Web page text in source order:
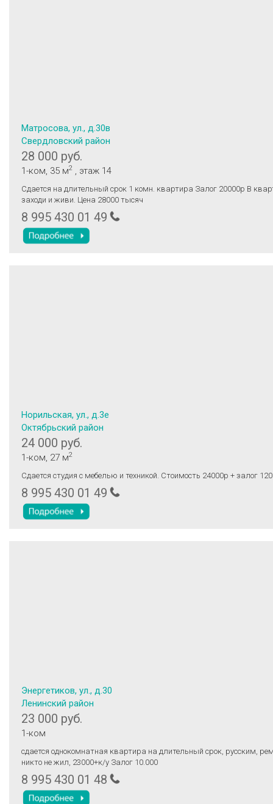
Матросова, ул., д.30в
Свердловский район
28 000 руб.
1-ком, 35 м2 , этаж 14
Сдается на длительный срок 1 комн. квартира Залог 20000р В
заходи и живи. Цена 28000 тысяч
8 995 430 01 49
Норильская, ул., д.3е
Октябрьский район
24 000 руб.
1-ком, 27 м2
Сдается студия с мебелью и техникой. Стоимость 24000р + залог
8 995 430 01 49
Энергетиков, ул., д.30
Ленинский район
23 000 руб.
1-ком
сдается однокомнатная квартира на длительный срок, русским,
никто не жил, 23000+к/у Залог 10.000
8 995 430 01 48